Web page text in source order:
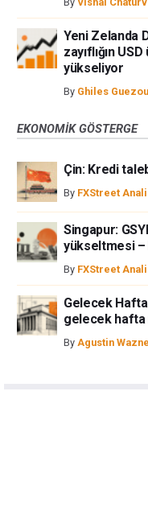
Yeni Zelanda
zayıflığın
yükseliyor
By Ghiles
EKONOMIK GÖSTERGE
Çin: Kredi
By FXStreet
Singapur:
yükseltmesi –
By FXStreet
Gelecek
gelecek hafta
By Agustin Wazne